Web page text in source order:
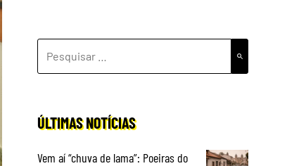
POR:
ÚLTIMAS NOTÍCIAS
Vem aí “chuva de lama”: Poeiras do